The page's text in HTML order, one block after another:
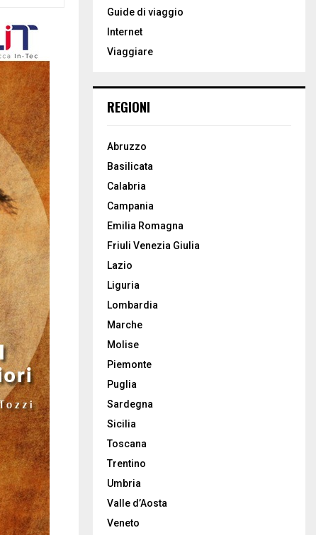
o
:
Guide di viaggio
Internet
Viaggiare
REGIONI
Abruzzo
Basilicata
Calabria
Campania
Emilia Romagna
Friuli Venezia Giulia
Lazio
Liguria
Lombardia
Marche
Molise
Piemonte
Puglia
Sardegna
Sicilia
Toscana
Trentino
Umbria
Valle d’Aosta
Veneto